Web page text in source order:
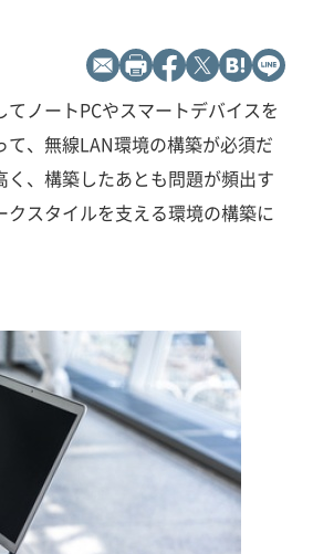
ノートPCやスマートデバイスを
、無線LAN環境の構築が必須だ
、構築したあとも問題が頻出す
スタイルを支える環境の構築に